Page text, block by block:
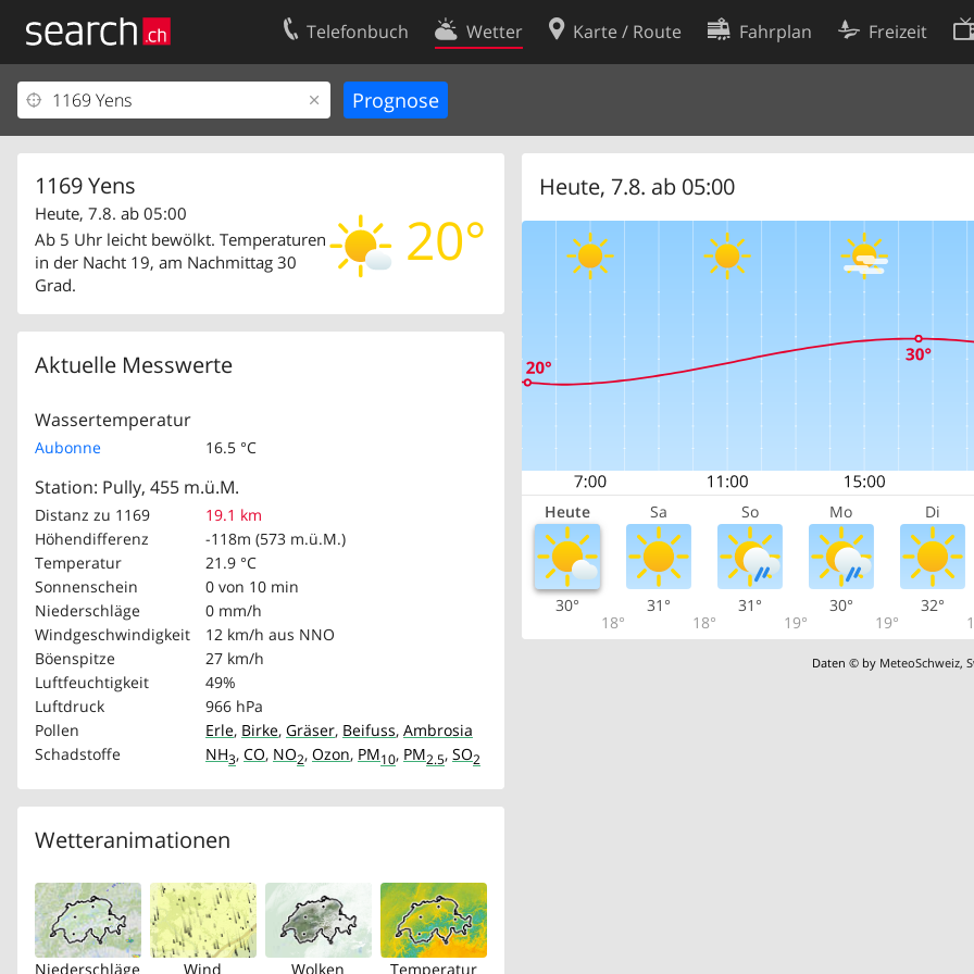
Telefonbuch Wetter Karte / Route Fahrplan Freizeit
1169 Yens
20°
Heute, 7.8. ab 05:00
Ab 5 Uhr leicht bewölkt. Temperaturen
in der Nacht 19, am Nachmittag 30
Grad.
Aktuelle Messwerte
Wassertemperatur
Aubonne 16.5 °C
Station: Pully, 455 m.ü.M.
Distanz zu 1169
19.1 km
Höhendifferenz
-118m (573 m.ü.M.)
Temperatur
21.9 °C
Sonnenschein
0 von 10 min
Niederschläge
0 mm/h
Windgeschwindigkeit
12 km/h aus NNO
Böenspitze
27 km/h
Luftfeuchtigkeit
49%
Luftdruck
966 hPa
Pollen
Erle, Birke, Gräser, Beifuss, Ambrosia
Schadstoffe
NH3, CO, NO2, Ozon, PM10, PM2.5, SO2
Wetteranimationen
Niederschläge Wind Wolken Temperatur
Heute, 7.8. ab 05:00
Heute Sa So Mo Di
30°
18°
31°
18°
31°
19°
30°
19°
32°
Daten © by MeteoSchweiz,
Ihr Eintrag
Kundencenter Geschäftskunden
Kontakt
Nutzungsbedingungen
Cookie-Einstellungen